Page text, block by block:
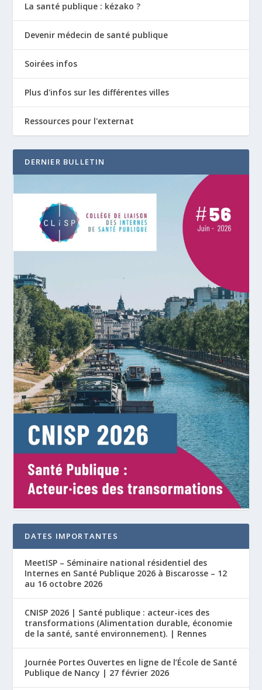
La santé publique : kézako ?
Devenir médecin de santé publique
Soirées infos
Plus d'infos sur les différentes villes
Ressources pour l'externat
DERNIER BULLETIN
DATES IMPORTANTES
MeetISP – Séminaire national résidentiel des
Internes en Santé Publique 2026 à Biscarosse – 12
au 16 octobre 2026
CNISP 2026 | Santé publique : acteur-ices des
transformations (Alimentation durable, économie
de la santé, santé environnement). | Rennes
Journée Portes Ouvertes en ligne de l’École de Santé
Publique de Nancy | 27 février 2026